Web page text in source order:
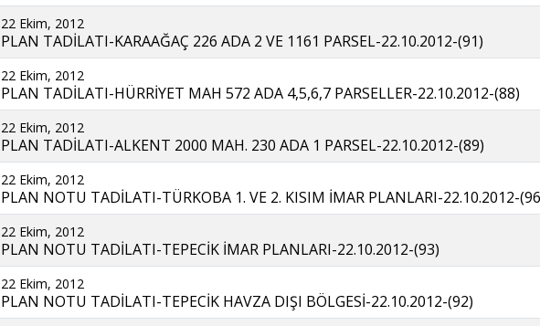
22 Ekim, 2012
PLAN TADİLATI-KARAAĞAÇ 226 ADA 2 VE 1161 PARSEL-22.10.2012-(91)
22 Ekim, 2012
PLAN TADİLATI-HÜRRİYET MAH 572 ADA 4,5,6,7 PARSELLER-22.10.2012-(88)
22 Ekim, 2012
PLAN TADİLATI-ALKENT 2000 MAH. 230 ADA 1 PARSEL-22.10.2012-(89)
22 Ekim, 2012
PLAN NOTU TADİLATI-TÜRKOBA 1. VE 2. KISIM İMAR PLANLARI-22.10.2012-
22 Ekim, 2012
PLAN NOTU TADİLATI-TEPECİK İMAR PLANLARI-22.10.2012-(93)
22 Ekim, 2012
PLAN NOTU TADİLATI-TEPECİK HAVZA DIŞI BÖLGESİ-22.10.2012-(92)